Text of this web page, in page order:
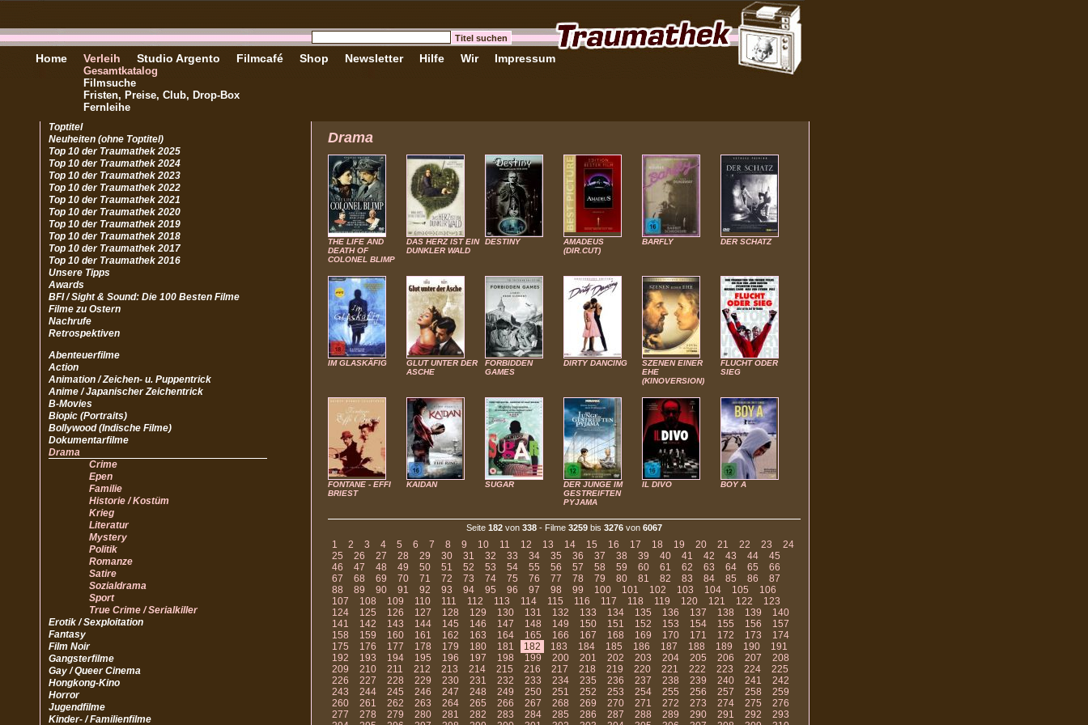
Home Verleih
Gesamtkatalog
Filmsuche
Fristen, Preise, Club, Drop-Box
Fernleihe
Studio Argento Filmcafé Shop Newsletter Hilfe Wir Impressum
Toptitel
Neuheiten (ohne Toptitel)
Top 10 der Traumathek 2025
Top 10 der Traumathek 2024
Top 10 der Traumathek 2023
Top 10 der Traumathek 2022
Top 10 der Traumathek 2021
Top 10 der Traumathek 2020
Top 10 der Traumathek 2019
Top 10 der Traumathek 2018
Top 10 der Traumathek 2017
Top 10 der Traumathek 2016
Unsere Tipps
Awards
BFI / Sight & Sound: Die 100 Besten Filme
Filme zu Ostern
Nachrufe
Retrospektiven
Abenteuerfilme
Action
Animation / Zeichen- u. Puppentrick
Anime / Japanischer Zeichentrick
B-Movies
Biopic (Portraits)
Bollywood (Indische Filme)
Dokumentarfilme
Drama
Crime
Epen
Familie
Historie / Kostüm
Krieg
Literatur
Mystery
Politik
Romanze
Satire
Sozialdrama
Sport
True Crime / Serialkiller
Erotik / Sexploitation
Fantasy
Film Noir
Gangsterfilme
Gay / Queer Cinema
Hongkong-Kino
Horror
Jugendfilme
Kinder- / Familienfilme
Drama
THE LIFE AND
DEATH OF
COLONEL BLIMP
DAS HERZ IST EIN
DUNKLER WALD
DESTINY
AMADEUS
(DIR.CUT)
BARFLY DER SCHATZ
IM GLASKÄFIG
GLUT UNTER DER
ASCHE
FORBIDDEN
GAMES
DIRTY DANCING
SZENEN EINER
EHE
(KINOVERSION)
FLUCHT ODER
SIEG
FONTANE - EFFI
BRIEST
KAIDAN SUGAR
DER JUNGE IM
GESTREIFTEN
PYJAMA
IL DIVO BOY A
Seite 182 von 338 - Filme 3259 bis 3276 von 6067
1 2 3 4 5 6 7 8 9 10 11 12 13 14 15 16 17 18 19 20 21 22 23
24
25
26 27 28 29 30 31 32 33 34 35 36 37 38 39 40 41 42 43 44
45
46
47 48 49 50 51 52 53 54 55 56 57 58 59 60 61 62 63 64 65
66
67
68 69 70 71 72 73 74 75 76 77 78 79 80 81 82 83 84 85 86
87
88
89 90 91 92 93 94 95 96 97 98 99 100 101 102 103 104 105
106
107
108 109 110 111 112 113 114 115 116 117 118 119 120 121 122
123
124
125 126 127 128 129 130 131 132 133 134 135 136 137 138 139
140
141
142 143 144 145 146 147 148 149 150 151 152 153 154 155 156
157
158
159 160 161 162 163 164 165 166 167 168 169 170 171 172 173
174
175
176 177 178 179 180 181 182 183 184 185 186 187 188 189 190
191
192
193 194 195 196 197 198 199 200 201 202 203 204 205 206 207
208
209
210 211 212 213 214 215 216 217 218 219 220 221 222 223 224
225
226
227 228 229 230 231 232 233 234 235 236 237 238 239 240 241
242
243
244 245 246 247 248 249 250 251 252 253 254 255 256 257 258
259
260
261 262 263 264 265 266 267 268 269 270 271 272 273 274 275
276
277
278 279 280 281 282 283 284 285 286 287 288 289 290 291 292
293